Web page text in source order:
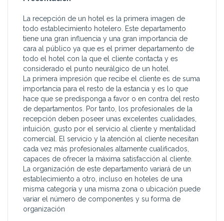
La recepción de un hotel es la primera imagen de
todo establecimiento hotelero. Este departamento
tiene una gran influencia y una gran importancia de
cara al público ya que es el primer departamento de
todo el hotel con la que el cliente contacta y es
considerado el punto neurálgico de un hotel.
La primera impresión que recibe el cliente es de suma
importancia para el resto de la estancia y es lo que
hace que se predisponga a favor o en contra del resto
de departamentos. Por tanto, los profesionales de la
recepción deben poseer unas excelentes cualidades,
intuición, gusto por el servicio al cliente y mentalidad
comercial. El servicio y la atención al cliente necesitan
cada vez más profesionales altamente cualificados,
capaces de ofrecer la máxima satisfacción al cliente.
La organización de este departamento variará de un
establecimiento a otro, incluso en hoteles de una
misma categoría y una misma zona o ubicación puede
variar el número de componentes y su forma de
organización